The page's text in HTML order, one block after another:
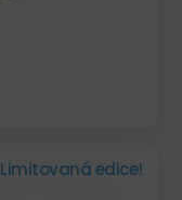
Limitovaná edice!